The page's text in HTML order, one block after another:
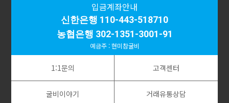
입금계좌안내
신한은행 110-443-518710
농협은행 302-1351-3001-91
예금주 : 현미참굴비
1:1문의 고객센터
굴비이야기 거래유통상담